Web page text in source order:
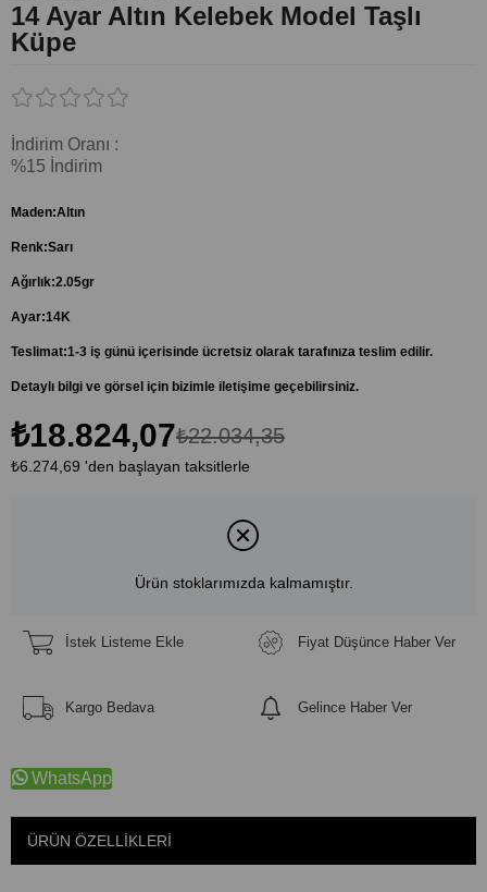
14 Ayar Altın Kelebek Model Taşlı
Küpe
İndirim Oranı :
%15 İndirim
Maden:Altın
Renk:Sarı
Ağırlık:2.05gr
Ayar:14K
Teslimat:1-3 iş günü içerisinde ücretsiz olarak tarafınıza teslim edilir.
Detaylı bilgi ve görsel için bizimle iletişime geçebilirsiniz.
₺22.034,35
₺18.824,07
₺6.274,69 'den başlayan taksitlerle
Ürün stoklarımızda kalmamıştır.
İstek Listeme Ekle Fiyat Düşünce Haber Ver
Kargo Bedava Gelince Haber Ver
WhatsApp
ÜRÜN ÖZELLIKLERI